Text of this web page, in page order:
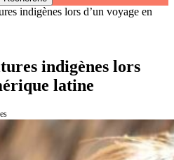
indigènes lors d’un voyage en
indigènes lors
latine